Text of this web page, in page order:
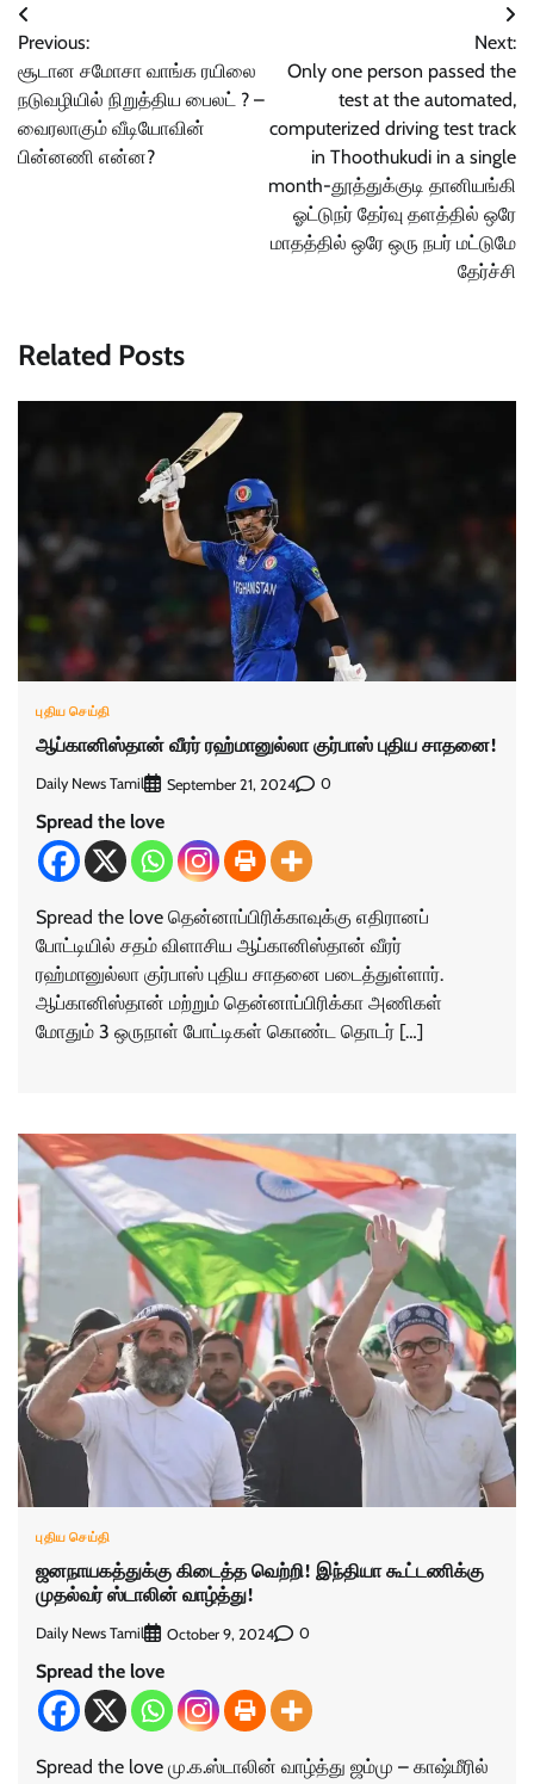
Post
navigation
Previous:
சூடான சமோசா வாங்க ரயிலை
நடுவழியில் நிறுத்திய பைலட் ? –
வைரலாகும் வீடியோவின்
பின்னணி என்ன?
Next:
Only one person passed the
test at the automated,
computerized driving test track
in Thoothukudi in a single
month-தூத்துக்குடி தானியங்கி
ஓட்டுநர் தேர்வு தளத்தில் ஒரே
மாதத்தில் ஒரே ஒரு நபர் மட்டுமே
தேர்ச்சி
Related Posts
புதிய செய்தி
ஆப்கானிஸ்தான் வீரர் ரஹ்மானுல்லா குர்பாஸ் புதிய சாதனை!
Daily News Tamil September 21, 2024 0
Spread the love
Spread the love தென்னாப்பிரிக்காவுக்கு எதிரானப்
போட்டியில் சதம் விளாசிய ஆப்கானிஸ்தான் வீரர்
ரஹ்மானுல்லா குர்பாஸ் புதிய சாதனை படைத்துள்ளார்.
ஆப்கானிஸ்தான் மற்றும் தென்னாப்பிரிக்கா அணிகள்
மோதும் 3 ஒருநாள் போட்டிகள் கொண்ட தொடர் […]
புதிய செய்தி
ஜனநாயகத்துக்கு கிடைத்த வெற்றி! இந்தியா கூட்டணிக்கு
முதல்வர் ஸ்டாலின் வாழ்த்து!
Daily News Tamil October 9, 2024 0
Spread the love
Spread the love மு.க.ஸ்டாலின் வாழ்த்து ஜம்மு – காஷ்மீரில்